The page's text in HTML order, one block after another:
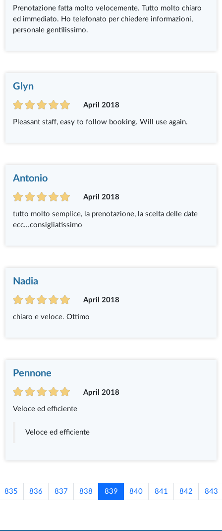
Prenotazione fatta molto velocemente. Tutto molto chiaro
ed immediato. Ho telefonato per chiedere informazioni,
personale gentilissimo.
Glyn
April 2018
Pleasant staff, easy to follow booking. Will use again.
Antonio
April 2018
tutto molto semplice, la prenotazione, la scelta delle date
ecc...consigliatissimo
Nadia
April 2018
chiaro e veloce. Ottimo
Pennone
April 2018
Veloce ed efficiente
Veloce ed efficiente
835 836 837 838 839 840 841 842 843